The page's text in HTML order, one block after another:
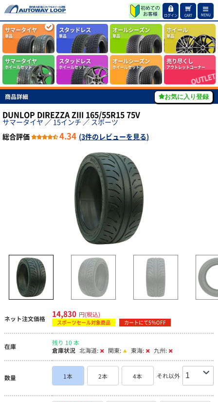
ログイン CART MENU
サマータイヤ
単品
スタッドレス
単品
オールシーズン
単品
ホイール
単品
サマータイヤ
ホイールセット
スタッドレス
ホイールセット
オールシーズン
ホイールセット
売り尽くし
アウトレットコーナー
商品詳細 お気に入り登録
DUNLOP DIREZZA ZIII 165/55R15 75V
サマータイヤ ／ 15インチ ／ スポーツ
総合評価
4.34 (3件のレビューを見る)
ネット注文価格 14,830 円(税込)
スポーツセール対象商品 カートにて5％OFF
在庫
残り 10 本
倉庫状況 北海道: 関東: 東海: 九州:
数量 1本 2本 4本 それ以外